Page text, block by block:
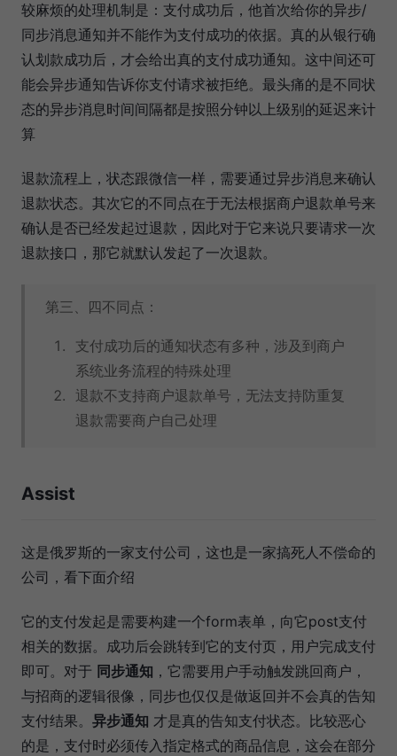
较麻烦的处理机制是：支付成功后，他首次给你的异步/
同步消息通知并不能作为支付成功的依据。真的从银行确
认划款成功后，才会给出真的支付成功通知。这中间还可
能会异步通知告诉你支付请求被拒绝。最头痛的是不同状
态的异步消息时间间隔都是按照分钟以上级别的延迟来计
算
退款流程上，状态跟微信一样，需要通过异步消息来确认
退款状态。其次它的不同点在于无法根据商户退款单号来
确认是否已经发起过退款，因此对于它来说只要请求一次
退款接口，那它就默认发起了一次退款。
第三、四不同点：
支付成功后的通知状态有多种，涉及到商户
系统业务流程的特殊处理
退款不支持商户退款单号，无法支持防重复
退款需要商户自己处理
Assist
这是俄罗斯的一家支付公司，这也是一家搞死人不偿命的
公司，看下面介绍
它的支付发起是需要构建一个form表单，向它post支付
相关的数据。成功后会跳转到它的支付页，用户完成支付
即可。对于 同步通知 ，它需要用户手动触发跳回商户，
与招商的逻辑很像，同步也仅仅是做返回并不会真的告知
支付结果。 异步通知 才是真的告知支付状态。比较恶心
的是，支付时必须传入指定格式的商品信息，这会在部分